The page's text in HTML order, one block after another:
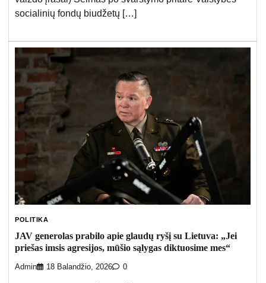
socialinių fondų biudžetų […]
POLITIKA
JAV generolas prabilo apie glaudų ryšį su Lietuva: „Jei
priešas imsis agresijos, mūšio sąlygas diktuosime mes“
Admin 18 Balandžio, 2026 0